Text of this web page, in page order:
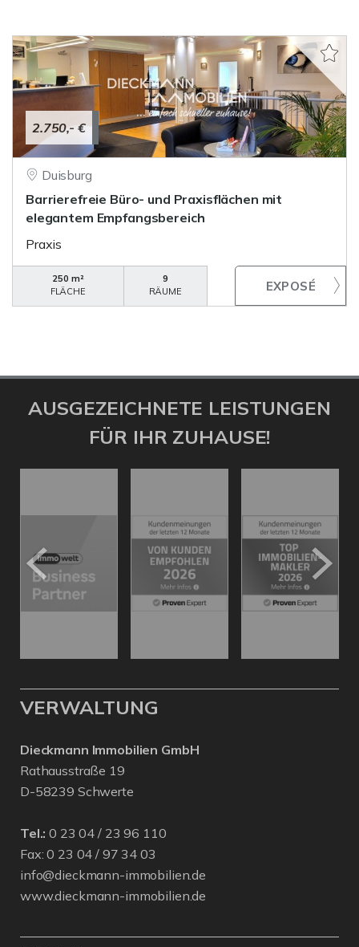
2.750,- €
Duisburg
Barrierefreie Büro- und Praxisflächen mit
elegantem Empfangsbereich
Praxis
250 m²
FLÄCHE
9
RÄUME
AUSGEZEICHNETE LEISTUNGEN
FÜR IHR ZUHAUSE!
VERWALTUNG
Dieckmann Immobilien GmbH
Rathausstraße 19
D-58239 Schwerte
Tel.: 0 23 04 / 23 96 110
Fax: 0 23 04 / 97 34 03
info@dieckmann-immobilien.de
www.dieckmann-immobilien.de